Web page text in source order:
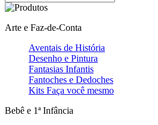
Arte e Faz-de-Conta
Aventais de História
Desenho e Pintura
Fantasias Infantis
Fantoches e Dedoches
Kits Faça você mesmo
Bebê e 1ª Infância